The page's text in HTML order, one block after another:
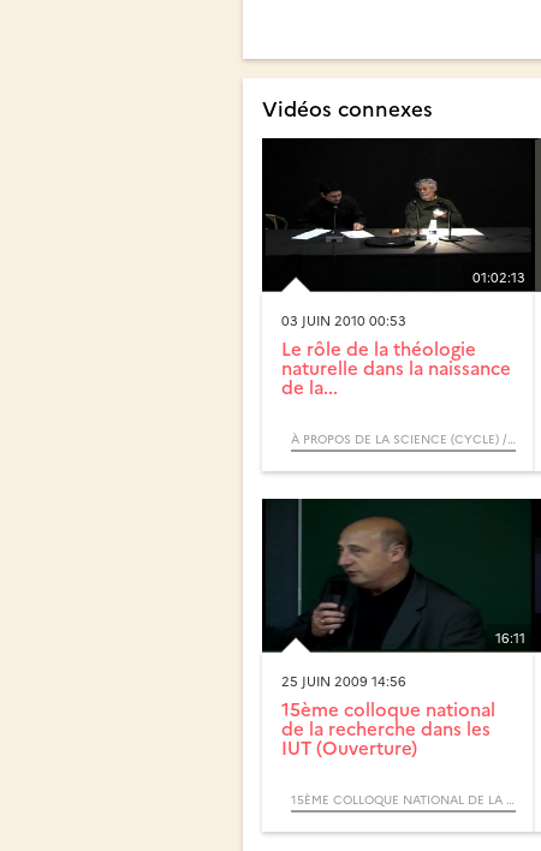
Vidéos connexes
01:02:13
03 JUIN 2010 00:53
Le rôle de la théologie
naturelle dans la naissance
de la...
À PROPOS DE LA SCIENCE (CYCLE) / RENDEZ-VOUS D’ARCHIMÈDE
16:11
25 JUIN 2009 14:56
15ème colloque national
de la recherche dans les
IUT (Ouverture)
15ÈME COLLOQUE NATIONAL DE LA RECHERCHE DANS LES IUT - CNRIUT 2009